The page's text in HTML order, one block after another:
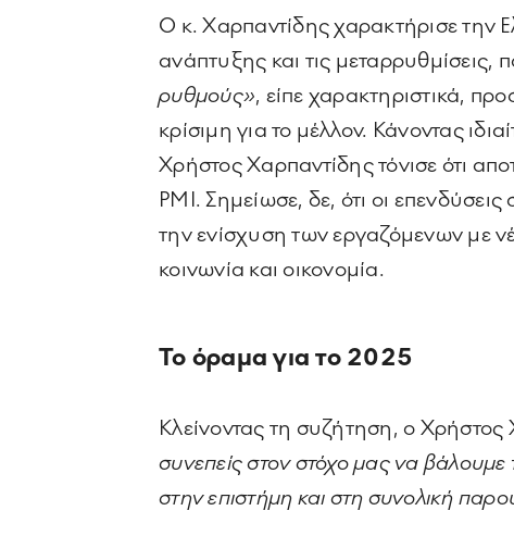
Ο κ. Χαρπαντίδης χαρακτήρισε την
ανάπτυξης και τις μεταρρυθμίσεις,
ρυθμούς», είπε χαρακτηριστικά,
κρίσιμη για το μέλλον. Κάνοντας
Χρήστος Χαρπαντίδης τόνισε ότι
PMI. Σημείωσε, δε, ότι οι
την ενίσχυση των εργαζόμενων με
κοινωνία και οικονομία.
Το όραμα για το 2025
Κλείνοντας τη συζήτηση, ο
συνεπείς στον στόχο μας να βάλουμε
στην επιστήμη και στη συνολική